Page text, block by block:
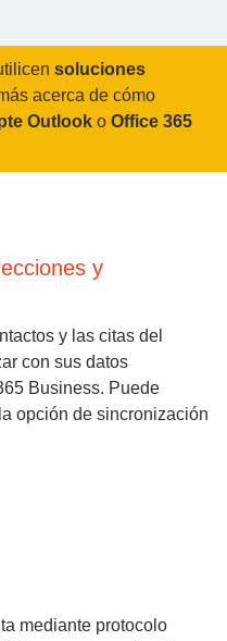
soluciones
acerca de cómo
Outlook o Office 365
y
y las citas del
con sus datos
Business. Puede
opción de sincronización
mediante protocolo